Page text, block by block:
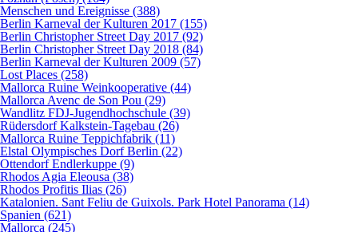
Menschen und Ereignisse (388)
Berlin Karneval der Kulturen 2017 (155)
Berlin Christopher Street Day 2017 (92)
Berlin Christopher Street Day 2018 (84)
Berlin Karneval der Kulturen 2009 (57)
Lost Places (258)
Mallorca Ruine Weinkooperative (44)
Mallorca Avenc de Son Pou (29)
Wandlitz FDJ-Jugendhochschule (39)
Rüdersdorf Kalkstein-Tagebau (26)
Mallorca Ruine Teppichfabrik (11)
Elstal Olympisches Dorf Berlin (22)
Ottendorf Endlerkuppe (9)
Rhodos Agia Eleousa (38)
Rhodos Profitis Ilias (26)
Katalonien. Sant Feliu de Guixols. Park Hotel Panorama (14)
Spanien (621)
Mallorca (245)